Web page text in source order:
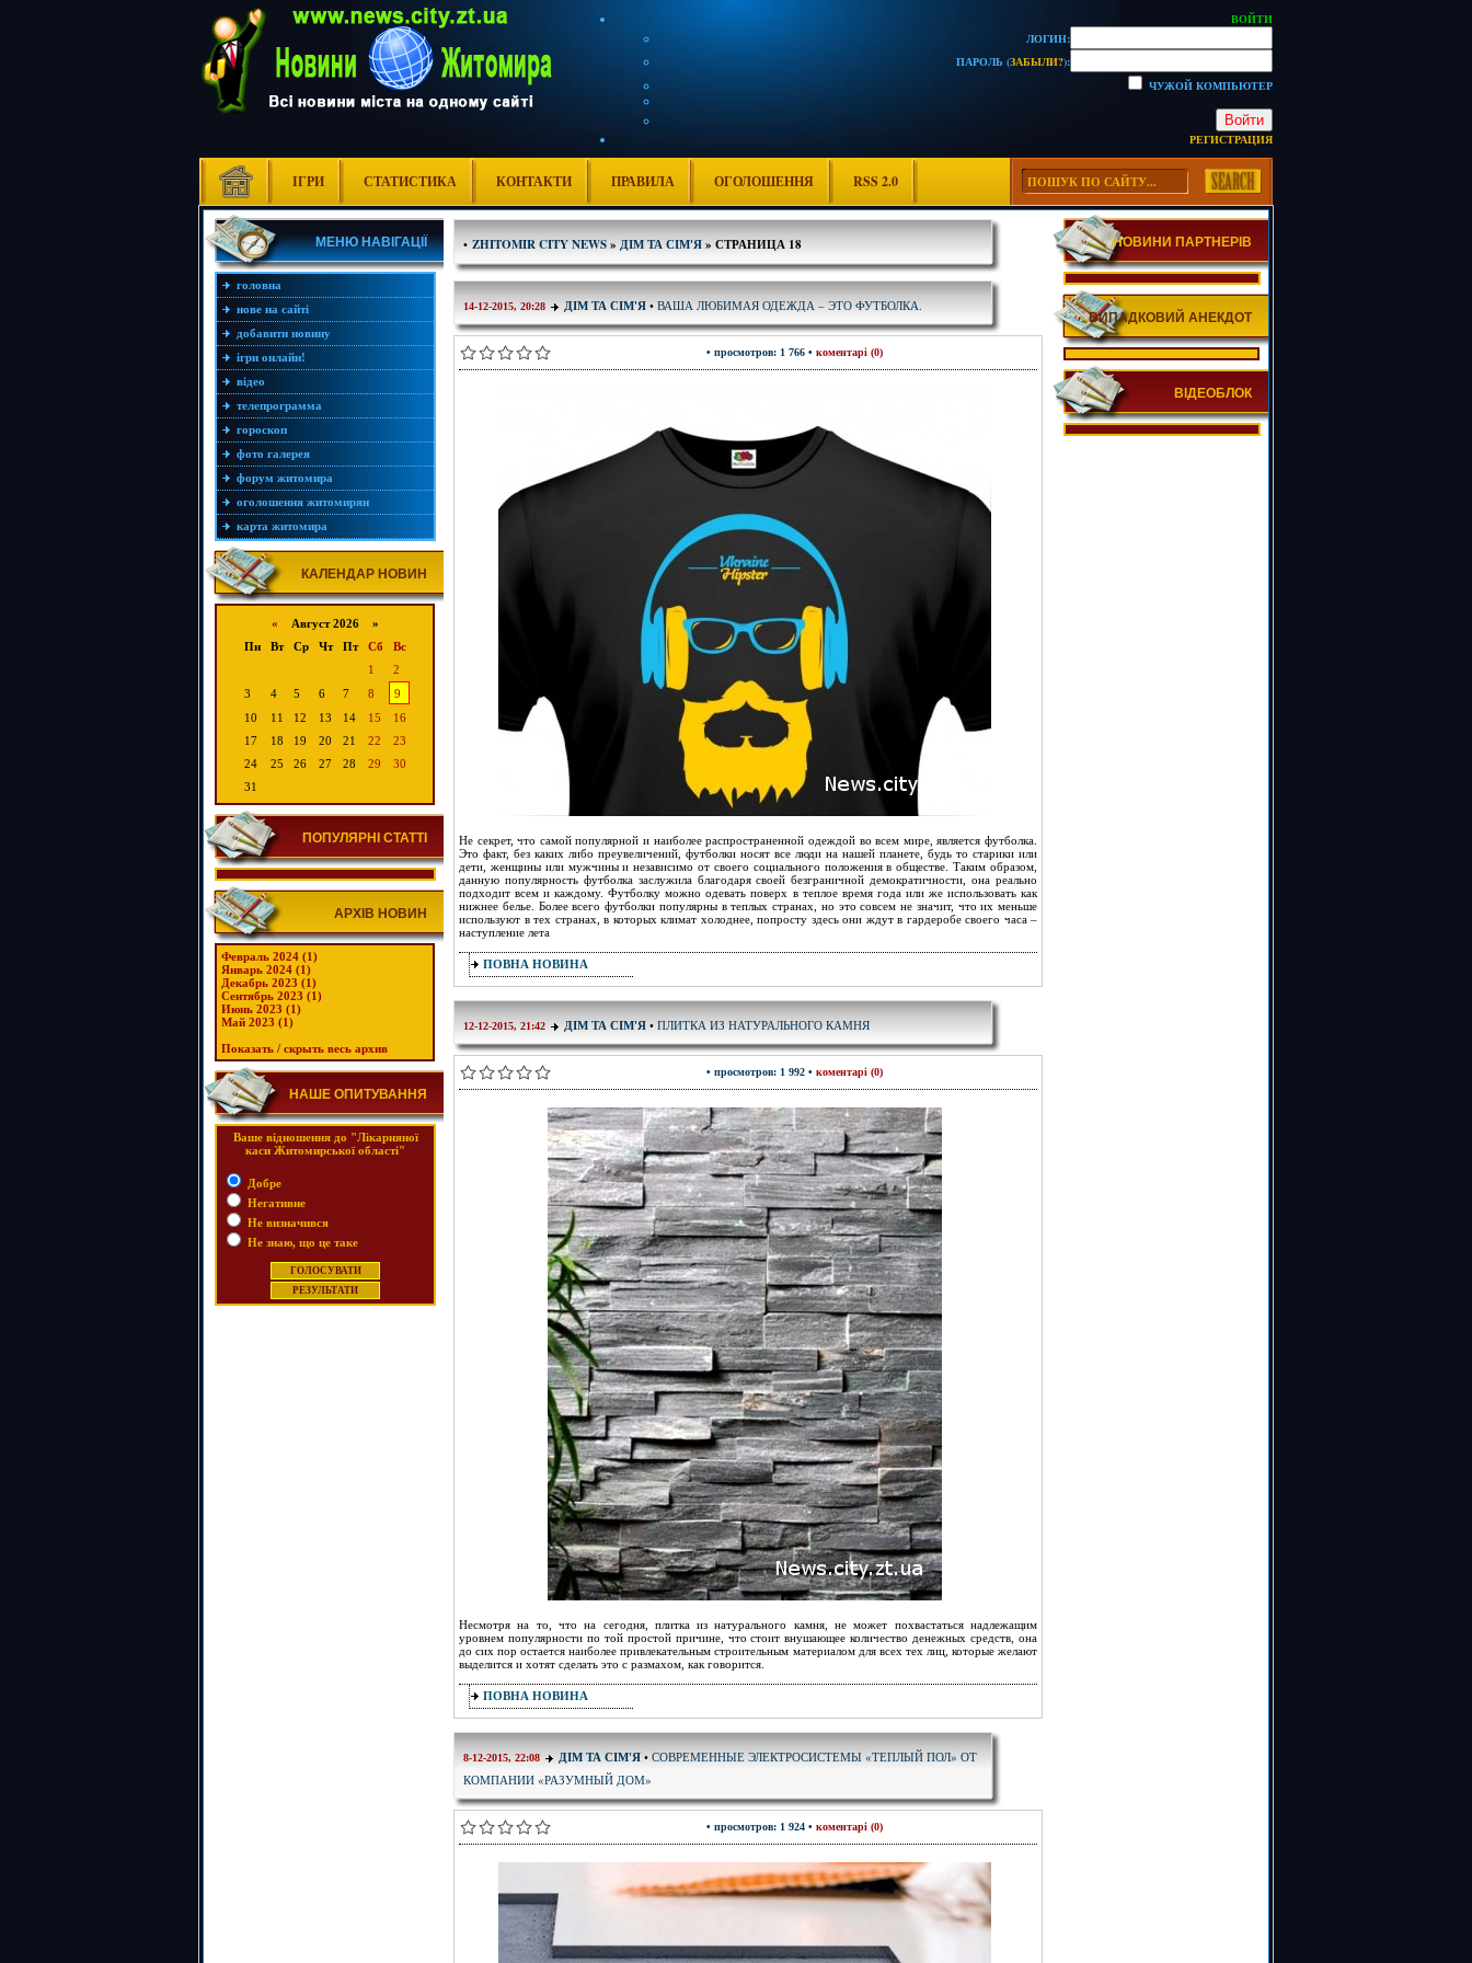
ВОЙТИ
ЛОГИН:
ПАРОЛЬ (ЗАБЫЛИ?):
ЧУЖОЙ КОМПЬЮТЕР
Войти
РЕГИСТРАЦИЯ
ІГРИ СТАТИСТИКА КОНТАКТИ ПРАВИЛА ОГОЛОШЕННЯ RSS 2.0
МЕНЮ НАВІГАЦІЇ
головна
нове на сайті
добавити новину
ігри онлайн!
відео
телепрограмма
гороскоп
фото галерея
форум житомира
оголошення житомирян
карта житомира
КАЛЕНДАР НОВИН
« Август 2026 »
Пн
Вт Ср Чт Пт Сб
Вс
1
2
3
4 5 6 7 8
9
10
11 12 13 14 15
16
17
18 19 20 21 22
23
24
25 26 27 28 29
30
31
ПОПУЛЯРНІ СТАТТІ
АРХІВ НОВИН
Февраль 2024 (1)
Январь 2024 (1)
Декабрь 2023 (1)
Сентябрь 2023 (1)
Июнь 2023 (1)
Май 2023 (1)
Показать / скрыть весь архив
НАШЕ ОПИТУВАННЯ
Ваше відношення до "Лікарняної
каси Житомирської області"
Добре
Негативне
Не визначився
Не знаю, що це таке
• ZHITOMIR CITY NEWS» ДІМ ТА СІМ'Я» СТРАНИЦА 18
14-12-2015, 20:28 ДІМ ТА СІМ'Я • ВАША ЛЮБИМАЯ ОДЕЖДА – ЭТО ФУТБОЛКА.
• просмотров: 1 766 • коментарі (0)
Не секрет, что самой популярной и наиболее распространенной одеждой во всем мире, является футболка.
Это факт, без каких либо преувеличений, футболки носят все люди на нашей планете, будь то старики или
дети, женщины или мужчины и независимо от своего социального положения в обществе. Таким образом,
данную популярность футболка заслужила благодаря своей безграничной демократичности, она реально
подходит всем и каждому. Футболку можно одевать поверх в теплое время года или же использовать как
нижнее белье. Более всего футболки популярны в теплых странах, но это совсем не значит, что их меньше
используют в тех странах, в которых климат холоднее, попросту здесь они ждут в гардеробе своего часа –
наступление лета
ПОВНА НОВИНА
12-12-2015, 21:42 ДІМ ТА СІМ'Я • ПЛИТКА ИЗ НАТУРАЛЬНОГО КАМНЯ
• просмотров: 1 992 • коментарі (0)
Несмотря на то, что на сегодня, плитка из натурального камня, не может похвастаться надлежащим
уровнем популярности по той простой причине, что стоит внушающее количество денежных средств, она
до сих пор остается наиболее привлекательным строительным материалом для всех тех лиц, которые желают
выделится и хотят сделать это с размахом, как говорится.
ПОВНА НОВИНА
8-12-2015, 22:08 ДІМ ТА СІМ'Я • СОВРЕМЕННЫЕ ЭЛЕКТРОСИСТЕМЫ «ТЕПЛЫЙ ПОЛ» ОТ
КОМПАНИИ «РАЗУМНЫЙ ДОМ»
• просмотров: 1 924 • коментарі (0)
НОВИНИ ПАРТНЕРІВ
ВИПАДКОВИЙ АНЕКДОТ
ВІДЕОБЛОК